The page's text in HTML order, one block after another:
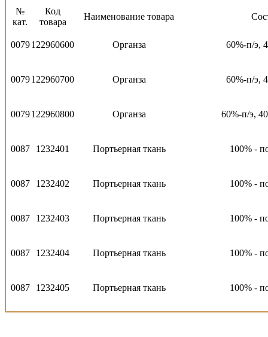
№
кат.
Код
товара
Наименование товара
0079 122960600 Органза 60%-п/э,
0079 122960700 Органза 60%-п/э,
0079 122960800 Органза 60%-п/э,
0087 1232401 Портьерная ткань 100% -
0087 1232402 Портьерная ткань 100% -
0087 1232403 Портьерная ткань 100% -
0087 1232404 Портьерная ткань 100% -
0087 1232405 Портьерная ткань 100% -